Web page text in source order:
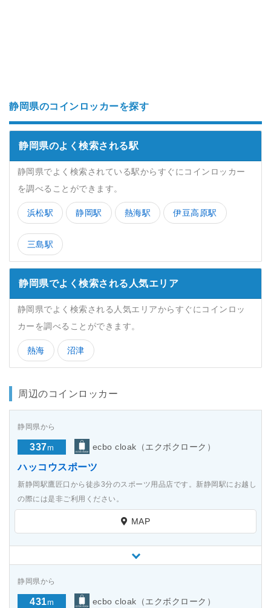
静岡県のコインロッカーを探す
静岡県のよく検索される駅
静岡県でよく検索されている駅からすぐにコインロッカー
を調べることができます。
浜松駅 静岡駅 熱海駅 伊豆高原駅
三島駅
静岡県でよく検索される人気エリア
静岡県でよく検索される人気エリアからすぐにコインロッ
カーを調べることができます。
熱海 沼津
周辺のコインロッカー
静岡県から
337m ecbo cloak（エクボクローク）
ハッコウスポーツ
新静岡駅鷹匠口から徒歩3分のスポーツ用品店です。新静岡駅にお越し
の際には是非ご利用ください。
MAP
静岡県から
431m ecbo cloak（エクボクローク）